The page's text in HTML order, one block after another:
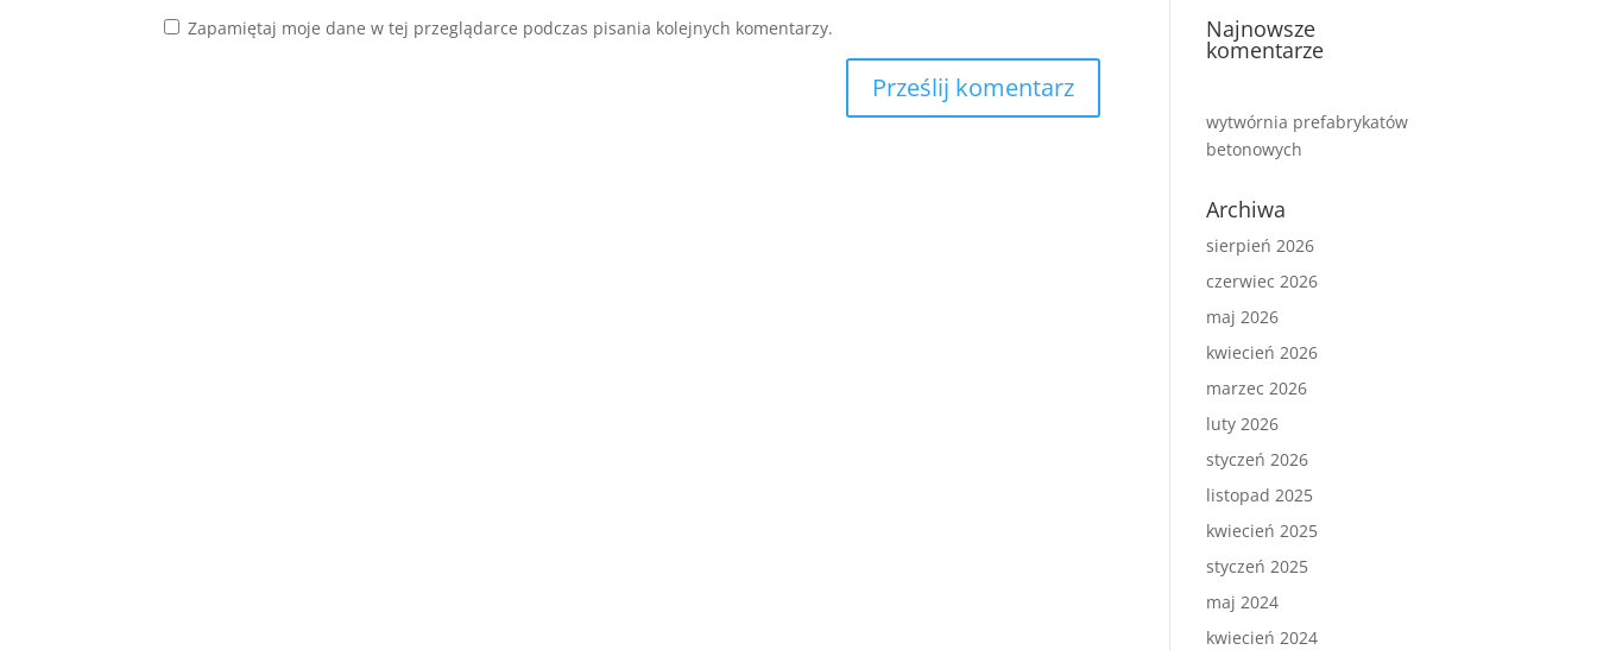
Zapamiętaj moje dane w tej przeglądarce podczas pisania kolejnych komentarzy. Najnowsze
komentarze
wytwórnia prefabrykatów
betonowych
Archiwa
sierpień 2026
czerwiec 2026
maj 2026
kwiecień 2026
marzec 2026
luty 2026
styczeń 2026
listopad 2025
kwiecień 2025
styczeń 2025
maj 2024
kwiecień 2024